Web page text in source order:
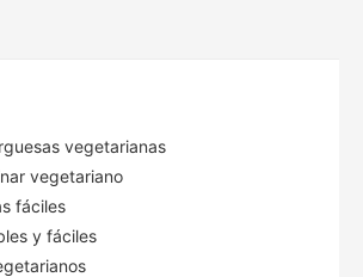
vegetarianas
vegetariano
fáciles
y fáciles